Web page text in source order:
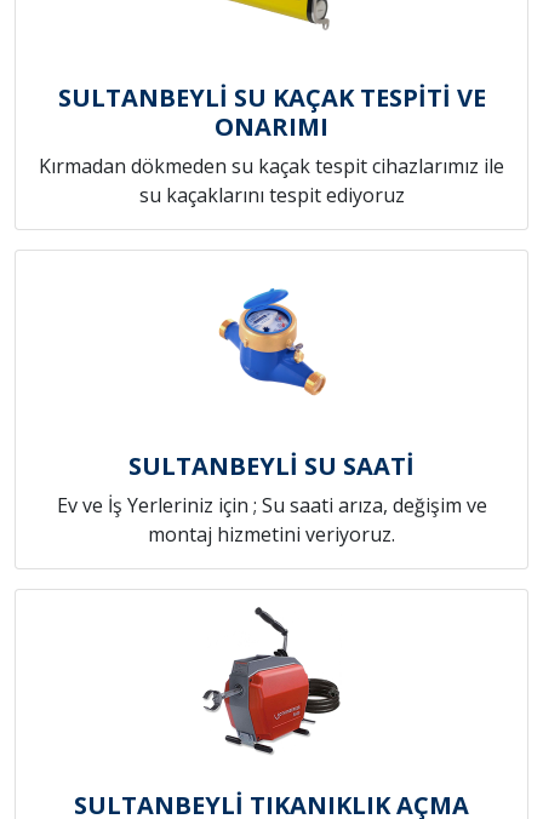
SULTANBEYLİ SU KAÇAK TESPİTİ VE
ONARIMI
Kırmadan dökmeden su kaçak tespit cihazlarımız ile
su kaçaklarını tespit ediyoruz
SULTANBEYLİ SU SAATİ
Ev ve İş Yerleriniz için ; Su saati arıza, değişim ve
montaj hizmetini veriyoruz.
SULTANBEYLİ TIKANIKLIK AÇMA